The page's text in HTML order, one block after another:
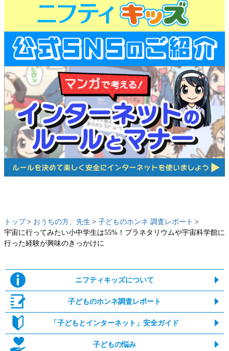
トップ おうちの方、先生
子どものホンネ 調査レポート
宇宙に行ってみたい小中学生は55%！プラネタリウムや宇宙科学館に
行った経験が興味のきっかけに
ニフティキッズについて
子どものホンネ調査レポート
「子どもとインターネット」安全ガイド
子どもの悩み